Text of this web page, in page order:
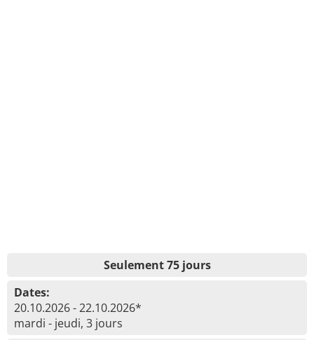
Seulement 75 jours
Dates:
20.10.2026 - 22.10.2026*
mardi - jeudi, 3 jours